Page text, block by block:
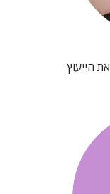
הייעוץ